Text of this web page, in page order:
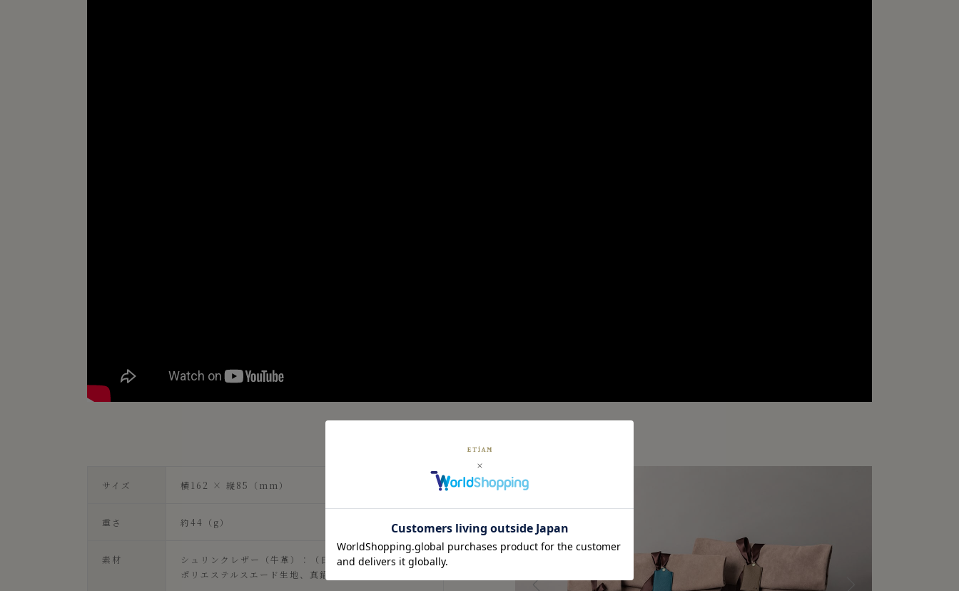
サイズ 横162 × 縦85（mm）
重さ 約44（g）
素材
シュリンクレザー（牛革）：（日本・姫路産）、
ポリエステルスエード生地、真鍮金具